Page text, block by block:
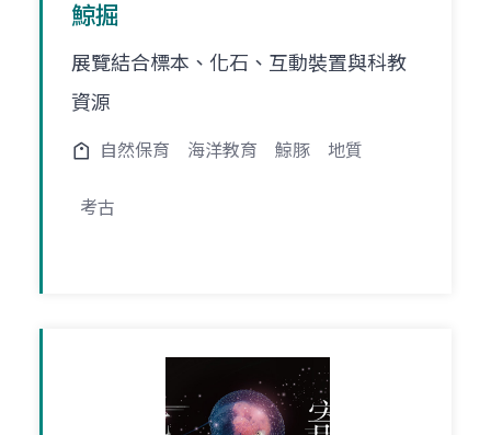
鯨掘
展覽結合標本、化石、互動裝置與科教
資源
自然保育 海洋教育 鯨豚 地質
考古